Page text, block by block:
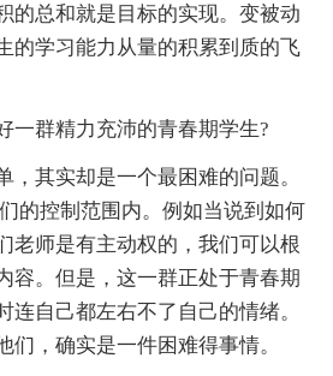
的总和就是目标的实现。变被动
的学习能力从量的积累到质的飞
一群精力充沛的青春期学生?
，其实却是一个最困难的问题。
的控制范围内。例如当说到如何
老师是有主动权的，我们可以根
容。但是，这一群正处于青春期
连自己都左右不了自己的情绪。
们，确实是一件困难得事情。